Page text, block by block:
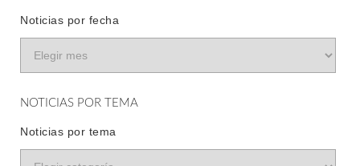
Noticias por fecha
NOTICIAS POR TEMA
Noticias por tema